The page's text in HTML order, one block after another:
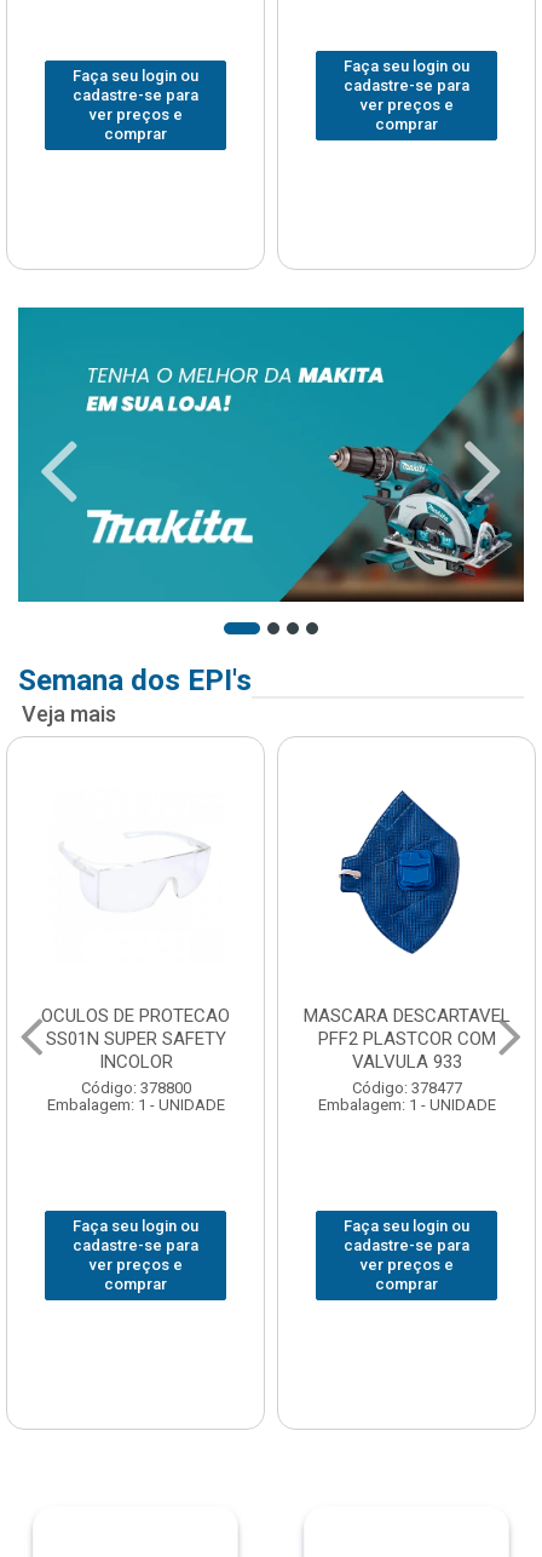
Faça seu login ou
cadastre-se para
ver preços e
comprar
Faça seu login ou
cadastre-se para
ver preços e
comprar
Semana dos EPI's
Veja mais
OCULOS DE PROTECAO
SS01N SUPER SAFETY
INCOLOR
Código: 378800
Embalagem: 1 - UNIDADE
Faça seu login ou
cadastre-se para
ver preços e
comprar
MASCARA DESCARTAVEL
PFF2 PLASTCOR COM
VALVULA 933
Código: 378477
Embalagem: 1 - UNIDADE
Faça seu login ou
cadastre-se para
ver preços e
comprar